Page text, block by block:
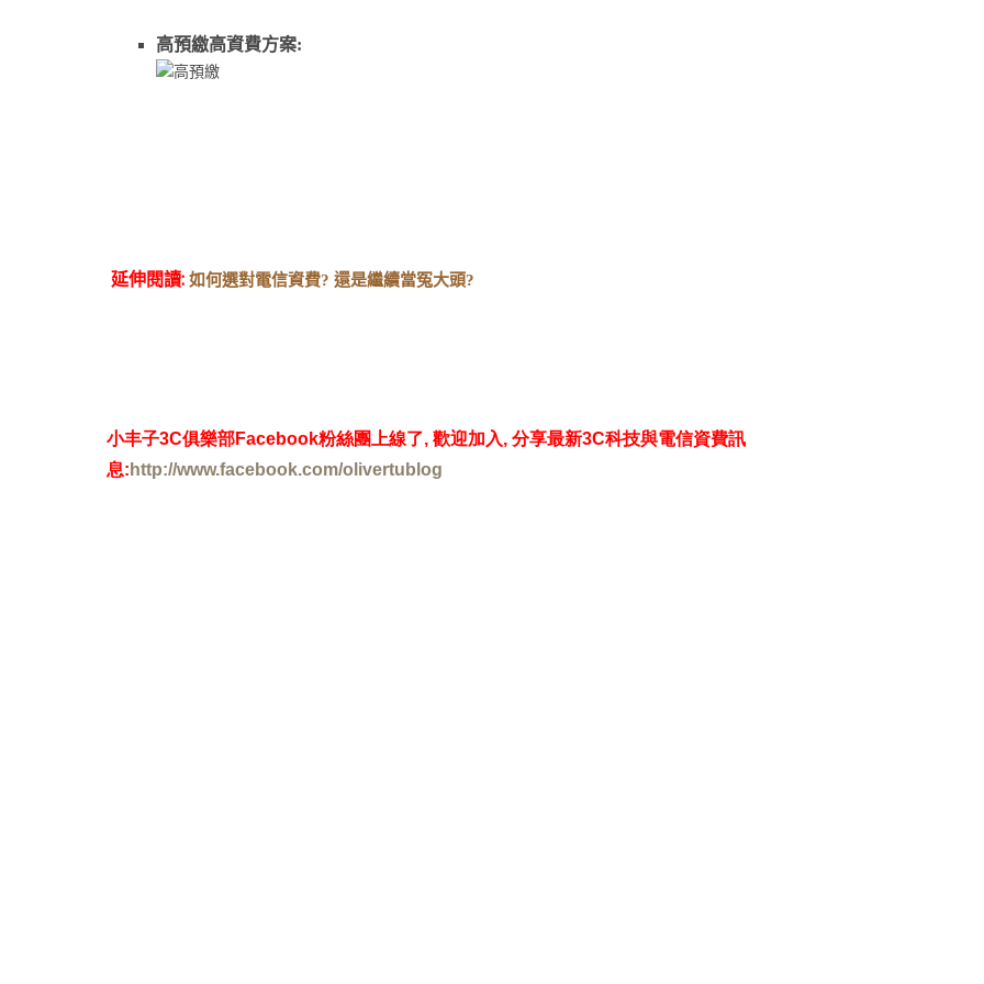
高預繳高資費方案:
延伸閱讀: 如何選對電信資費? 還是繼續當冤大頭?
小丰子3C俱樂部Facebook粉絲團上線了, 歡迎加入, 分享最新3C科技與電信資費訊
息: http://www.facebook.com/olivertublog